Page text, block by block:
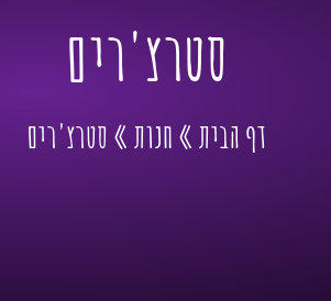
סטרצ'רים
דף הבית»חנות»סטרצ'רים